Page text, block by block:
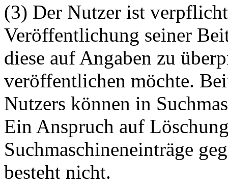
(3) Der Nutzer ist
Veröffentlichung seiner
diese auf Angaben zu
veröffentlichen möchte.
Nutzers können in
Ein Anspruch auf
Suchmaschineneinträge
besteht nicht.